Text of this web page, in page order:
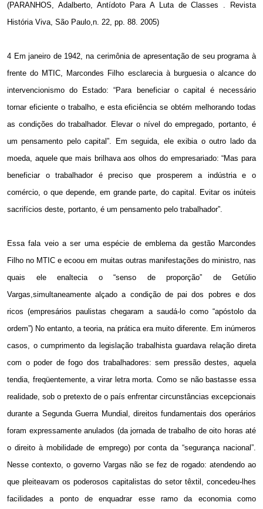
(PARANHOS, Adalberto, Antídoto Para A Luta de Classes . Revista
História Viva, São Paulo,n. 22, pp. 88. 2005)
4 Em janeiro de 1942, na cerimônia de apresentação de seu programa à
frente do MTIC, Marcondes Filho esclarecia à burguesia o alcance do
intervencionismo do Estado: “Para beneficiar o capital é necessário
tornar eficiente o trabalho, e esta eficiência se obtém melhorando todas
as condições do trabalhador. Elevar o nível do empregado, portanto, é
um pensamento pelo capital”. Em seguida, ele exibia o outro lado da
moeda, aquele que mais brilhava aos olhos do empresariado: “Mas para
beneficiar o trabalhador é preciso que prosperem a indústria e o
comércio, o que depende, em grande parte, do capital. Evitar os inúteis
sacrifícios deste, portanto, é um pensamento pelo trabalhador”.
Essa fala veio a ser uma espécie de emblema da gestão Marcondes
Filho no MTIC e ecoou em muitas outras manifestações do ministro, nas
quais ele enaltecia o “senso de proporção” de Getúlio
Vargas,simultaneamente alçado a condição de pai dos pobres e dos
ricos (empresários paulistas chegaram a saudá-lo como “apóstolo da
ordem”) No entanto, a teoria, na prática era muito diferente. Em inúmeros
casos, o cumprimento da legislação trabalhista guardava relação direta
com o poder de fogo dos trabalhadores: sem pressão destes, aquela
tendia, freqüentemente, a virar letra morta. Como se não bastasse essa
realidade, sob o pretexto de o país enfrentar circunstâncias excepcionais
durante a Segunda Guerra Mundial, direitos fundamentais dos operários
foram expressamente anulados (da jornada de trabalho de oito horas até
o direito à mobilidade de emprego) por conta da “segurança nacional”.
Nesse contexto, o governo Vargas não se fez de rogado: atendendo ao
que pleiteavam os poderosos capitalistas do setor têxtil, concedeu-lhes
facilidades a ponto de enquadrar esse ramo da economia como